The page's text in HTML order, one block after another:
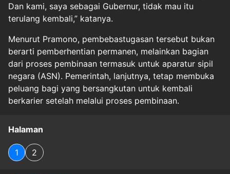
Dan kami, saya sebagai Gubernur, tidak mau itu
terulang kembali,” katanya.
Menurut Pramono, pembebastugasan tersebut bukan
berarti pemberhentian permanen, melainkan bagian
dari proses pembinaan termasuk untuk aparatur sipil
negara (ASN). Pemerintah, lanjutnya, tetap membuka
peluang bagi yang bersangkutan untuk kembali
berkarier setelah melalui proses pembinaan.
Halaman
1 2